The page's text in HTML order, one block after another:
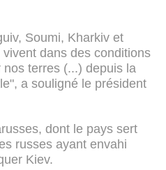
Soumi, Kharkiv et
dans des conditions
terres (...) depuis la
a souligné le président
dont le pays sert
russes ayant envahi
Kiev.